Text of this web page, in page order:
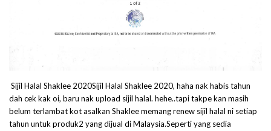
Sijil Halal Shaklee 2020Sijil Halal Shaklee 2020, haha nak habis tahun
dah cek kak oi, baru nak upload sijil halal. hehe..tapi takpe kan masih
belum terlambat kot asalkan Shaklee memang renew sijil halal ni setiap
tahun untuk produk2 yang dijual di Malaysia.Seperti yang sedia